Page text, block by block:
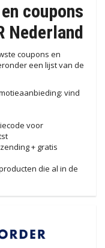
coupons
Nederland
coupons en
een lijst van de
vind
voor
+ gratis
die al in de